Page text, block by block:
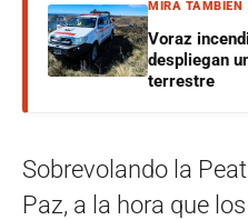
MIRÁ TAMBIÉN
Voraz
despliegan
terrestre
Sobrevolando la
Paz, a la hora que